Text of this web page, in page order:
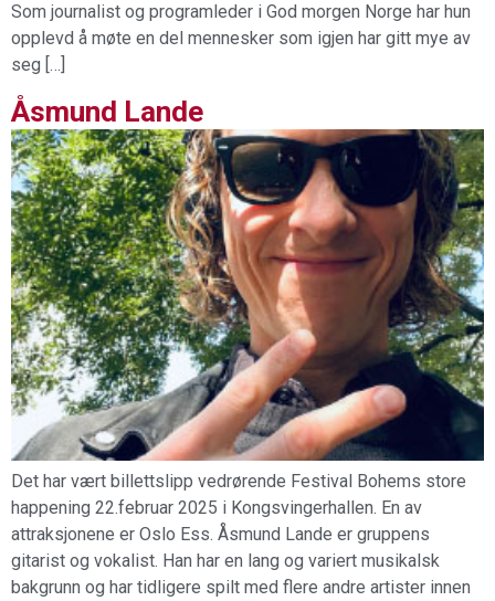
Som journalist og programleder i God morgen Norge har hun
opplevd å møte en del mennesker som igjen har gitt mye av
seg […]
Åsmund Lande
Det har vært billettslipp vedrørende Festival Bohems store
happening 22.februar 2025 i Kongsvingerhallen. En av
attraksjonene er Oslo Ess. Åsmund Lande er gruppens
gitarist og vokalist. Han har en lang og variert musikalsk
bakgrunn og har tidligere spilt med flere andre artister innen